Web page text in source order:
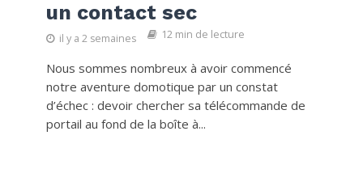
un contact sec
il y a 2 semaines 12 min de lecture
Nous sommes nombreux à avoir commencé
notre aventure domotique par un constat
d’échec : devoir chercher sa télécommande de
portail au fond de la boîte à...